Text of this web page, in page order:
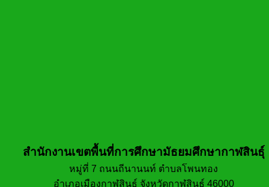
สำนักงานเขตพื้นที่การศึกษามัธยมศึกษากาฬสินธุ์
หมู่ที่ 7 ถนนถีนานนท์ ตำบลโพนทอง
อำเภอเมืองกาฬสินธุ์ จังหวัดกาฬสินธุ์ 46000